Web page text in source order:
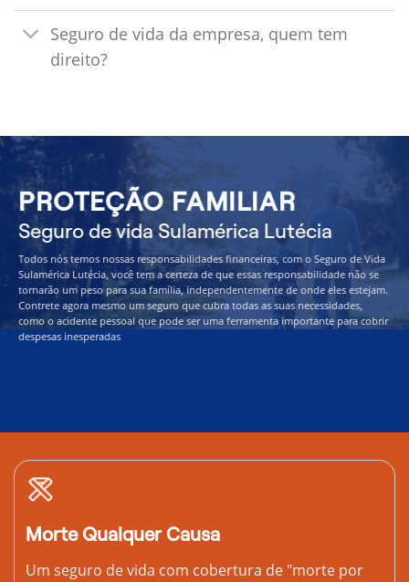
Seguro de vida da empresa, quem tem
direito?
PROTEÇÃO FAMILIAR
Seguro de vida Sulamérica Lutécia
Todos nós temos nossas responsabilidades financeiras, com o Seguro de Vida
Sulamérica Lutécia, você tem a certeza de que essas responsabilidade não se
tornarão um peso para sua família, independentemente de onde eles estejam.
Contrete agora mesmo um seguro que cubra todas as suas necessidades,
como o acidente pessoal que pode ser uma ferramenta importante para cobrir
despesas inesperadas
Morte Qualquer Causa
Um seguro de vida com cobertura de "morte por